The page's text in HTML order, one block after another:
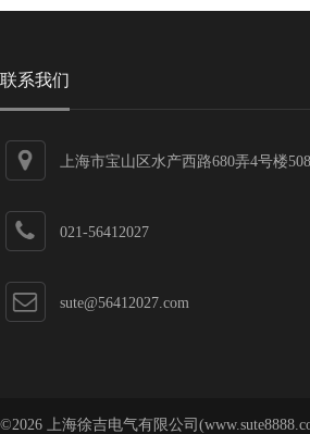
联系我们
上海市宝山区水产西路680弄4号楼508
021-56412027
sute@56412027.com
©2026 上海徐吉电气有限公司